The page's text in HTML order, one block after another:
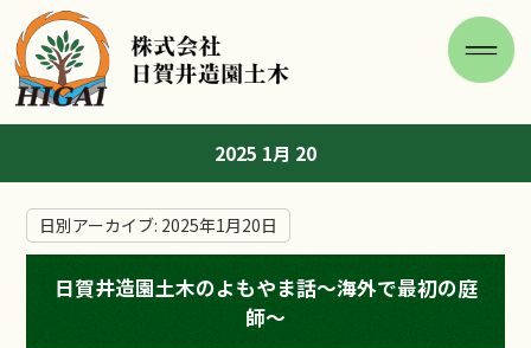
2025 1月 20
日別アーカイブ: 2025年1月20日
日賀井造園土木のよもやま話～海外で最初の庭
師～